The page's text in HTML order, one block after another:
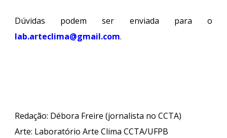
Dúvidas podem ser enviada para o
lab.arteclima@gmail.com.
Redação: Débora Freire (jornalista no CCTA)
Arte: Laboratório Arte Clima CCTA/UFPB